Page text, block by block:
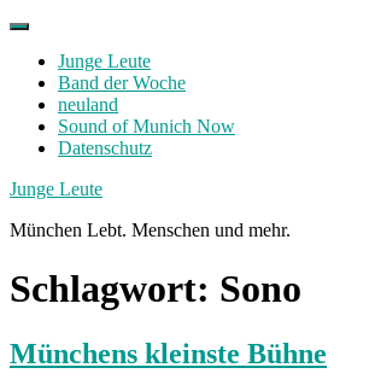
Skip
contentJunge Leute
Band der Woche
neuland
Sound of Munich Now
Datenschutz
Facebook
Twitter
Instagram
Junge Leute
München Lebt. Menschen und mehr.
Schlagwort: Sono
Münchens kleinste Bühne